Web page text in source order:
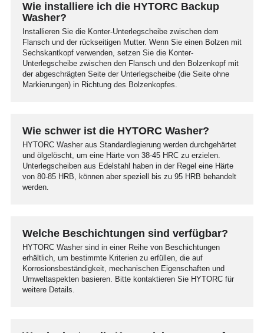
Wie installiere ich die HYTORC Backup
Washer?
Installieren Sie die Konter-Unterlegscheibe zwischen dem
Flansch und der rückseitigen Mutter. Wenn Sie einen Bolzen mit
Sechskantkopf verwenden, setzen Sie die Konter-
Unterlegscheibe zwischen den Flansch und den Bolzenkopf mit
der abgeschrägten Seite der Unterlegscheibe (die Seite ohne
Markierungen) in Richtung des Bolzenkopfes.
Wie schwer ist die HYTORC Washer?
HYTORC Washer aus Standardlegierung werden durchgehärtet
und ölgelöscht, um eine Härte von 38-45 HRC zu erzielen.
Unterlegscheiben aus Edelstahl haben in der Regel eine Härte
von 80-85 HRB, können aber speziell bis zu 95 HRB behandelt
werden.
Welche Beschichtungen sind verfügbar?
HYTORC Washer sind in einer Reihe von Beschichtungen
erhältlich, um bestimmte Kriterien zu erfüllen, die auf
Korrosionsbeständigkeit, mechanischen Eigenschaften und
Umweltaspekten basieren. Bitte kontaktieren Sie HYTORC für
weitere Details.